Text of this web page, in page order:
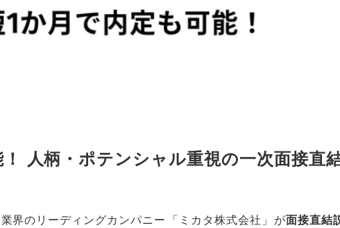
人柄・ポテンシャル重視の一次面接直
界のリーディングカンパニー 「 ミカタ株式会社 」 が面接直結